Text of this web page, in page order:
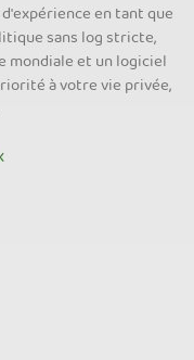
en tant que
sans log stricte,
mondiale et un logiciel
à votre vie privée,